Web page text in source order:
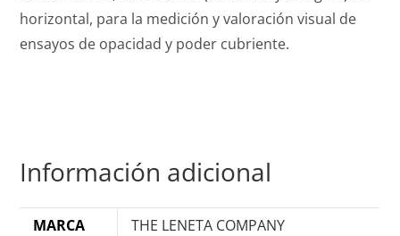
horizontal, para la medición y valoración visual de
ensayos de opacidad y poder cubriente.
Información adicional
MARCA
THE LENETA COMPANY